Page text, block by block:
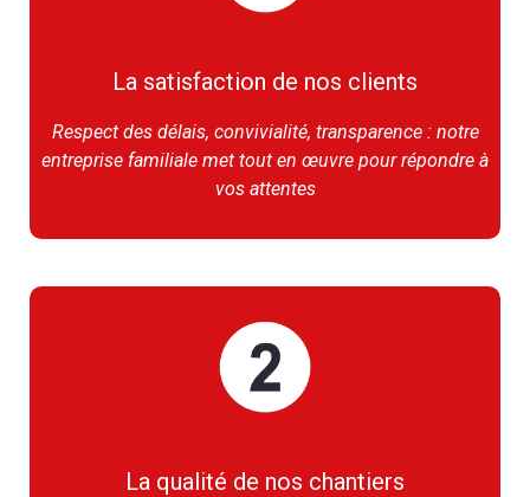
La satisfaction de nos clients
Respect des délais, convivialité, transparence : notre
entreprise familiale met tout en œuvre pour répondre à
vos attentes
La qualité de nos chantiers